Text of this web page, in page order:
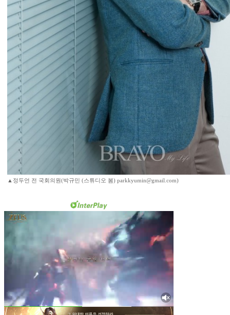
▲정두언 전 국회의원(박규민 (스튜디오 봄) parkkyumin@gmail.com)